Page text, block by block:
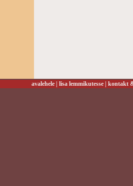
avalehele| lisa lemmikutesse| kontakt